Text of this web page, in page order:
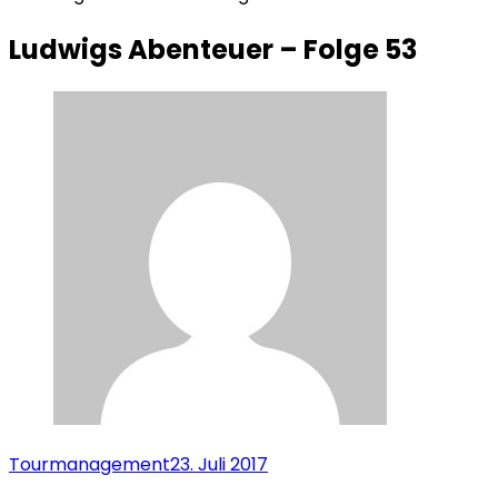
Ludwigs Abenteuer – Folge 53
Tourmanagement23. Juli 2017